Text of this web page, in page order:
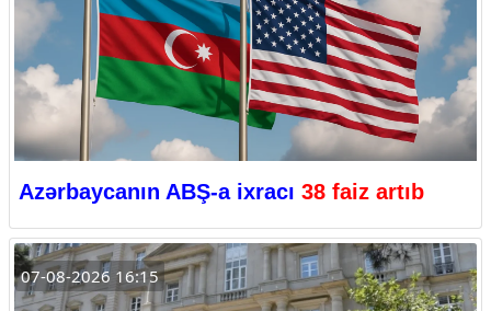
Azərbaycanın ABŞ-a ixracı 38 faiz artıb
07-08-2026 16:15